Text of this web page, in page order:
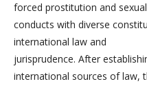
forced prostitution and
conducts with diverse
international law and
jurisprudence. After
international sources of law,